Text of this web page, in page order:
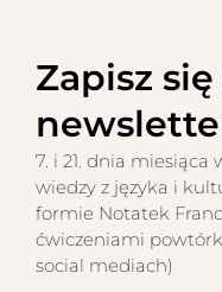
Zapisz
7. i 21. dnia miesiąca
wiedzy z języka i
formie Notatek
ćwiczeniami
social mediach)